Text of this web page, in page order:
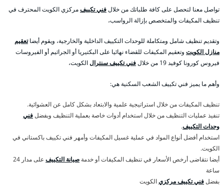
تواصل معنا لتحصل على كافة طلباتك من خلالفني تكييفمركزي الكويت المحترف في
تنظيف المكيفات والمتخصص بإزالة الرواسب،
وتقديم تنظيف شامل ومتكاملة للوحدات التكييف الداخلية والخارجية، ويقوم أيضاتعقيم
منازل الكويت وتعقيم المكيفات للقضاء نهائيا على البكتيريا أو الجراثيم أو الفيروسات
فيروس كورونا كوفيد 19 من خلال
فني تكييف سنترالالكويت،
وأهم ما يميز فني تكييف الشعب السكنية هي:
تنظيف المكيفات من خلال استراتيجية علمية والابتعاد بشكل كامل عن العشوائية.
تنفيذ عمليات التنظيف من خلال استخدام أدوات خاصة بعملية التنظيف وبفضلفني
وحدات التكييف.
استخدام أفضل أنواع المواد في عملية غسيل المكيفات وأمهر فني تكييف باكستاني في
الكويت.
أيضا نتقاضى أرخص الأسعار في تنظيف المكيفات أو خدمة صيانة التكييف
على مدار 24
ساعة
بفضلفني تكييف مركزيالكويت